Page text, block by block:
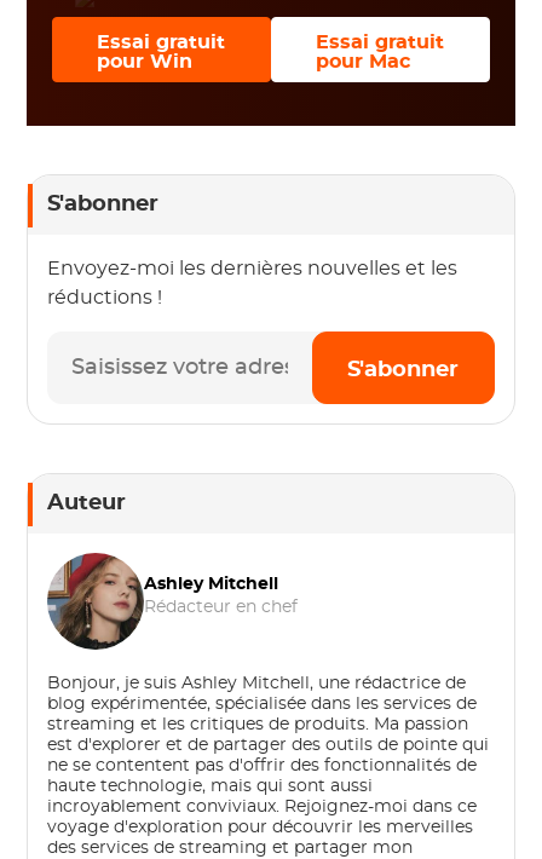
Essai gratuit
pour Win
Essai gratuit
pour Mac
S'abonner
Envoyez-moi les dernières nouvelles et les
réductions !
S'abonner
Auteur
Ashley Mitchell
Rédacteur en chef
Bonjour, je suis Ashley Mitchell, une rédactrice de
blog expérimentée, spécialisée dans les services de
streaming et les critiques de produits. Ma passion
est d'explorer et de partager des outils de pointe qui
ne se contentent pas d'offrir des fonctionnalités de
haute technologie, mais qui sont aussi
incroyablement conviviaux. Rejoignez-moi dans ce
voyage d'exploration pour découvrir les merveilles
des services de streaming et partager mon